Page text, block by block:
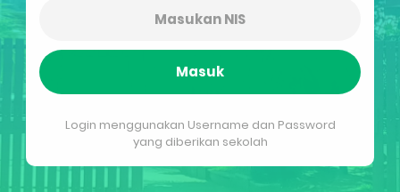
Masuk
Login menggunakan Username dan Password
yang diberikan sekolah